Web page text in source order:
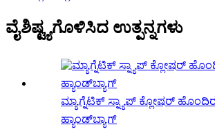
ವೈಶಿಷ್ಟ್ಯಗೊಳಿಸಿದ ಉತ್ಪನ್ನಗಳು
ಮ್ಯಾಗ್ನೆಟಿಕ್ ಸ್ನ್ಯಾಪ್ ಕ್ಲೋಷರ್
ಹ್ಯಾಂಡ್‌ಬ್ಯಾಗ್